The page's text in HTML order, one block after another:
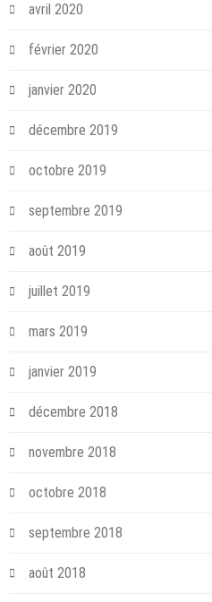
avril 2020
février 2020
janvier 2020
décembre 2019
octobre 2019
septembre 2019
août 2019
juillet 2019
mars 2019
janvier 2019
décembre 2018
novembre 2018
octobre 2018
septembre 2018
août 2018